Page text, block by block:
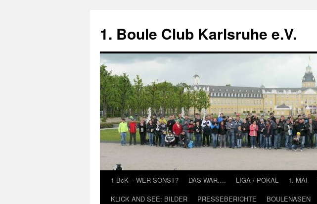
springen
1. Boule Club Karlsruhe e.V.
1 BcK – WER SONST? DAS WAR…. LIGA / POKAL 1. MAI
KLICK AND SEE: BILDER
PRESSEBERICHTE BOULENASEN